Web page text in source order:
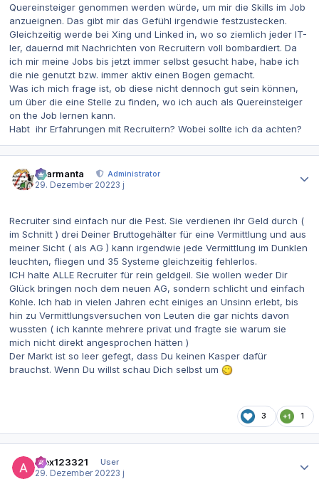
Quereinsteiger genommen werden würde, um mir die Skills im Job
anzueignen. Das gibt mir das Gefühl irgendwie festzustecken.
Gleichzeitig werde bei Xing und Linked in, wo so ziemlich jeder IT-
ler, dauernd mit Nachrichten von Recruitern voll bombardiert. Da
ich mir meine Jobs bis jetzt immer selbst gesucht habe, habe ich
die nie genutzt bzw. immer aktiv einen Bogen gemacht.
Was ich mich frage ist, ob diese nicht dennoch gut sein können,
um über die eine Stelle zu finden, wo ich auch als Quereinsteiger
on the Job lernen kann.
Habt ihr Erfahrungen mit Recruitern? Wobei sollte ich da achten?
charmanta
Administrator
29. Dezember 20223 j
Recruiter sind einfach nur die Pest. Sie verdienen ihr Geld durch (
im Schnitt ) drei Deiner Bruttogehälter für eine Vermittlung und aus
meiner Sicht ( als AG ) kann irgendwie jede Vermittlung im Dunklen
leuchten, fliegen und 35 Systeme gleichzeitig fehlerlos.
ICH halte ALLE Recruiter für rein geldgeil. Sie wollen weder Dir
Glück bringen noch dem neuen AG, sondern schlicht und einfach
Kohle. Ich hab in vielen Jahren echt einiges an Unsinn erlebt, bis
hin zu Vermittlungsversuchen von Leuten die gar nichts davon
wussten ( ich kannte mehrere privat und fragte sie warum sie
mich nicht direkt angesprochen hätten )
Der Markt ist so leer gefegt, dass Du keinen Kasper dafür
brauchst. Wenn Du willst schau Dich selbst um
3 1
alex123321
User
29. Dezember 20223 j